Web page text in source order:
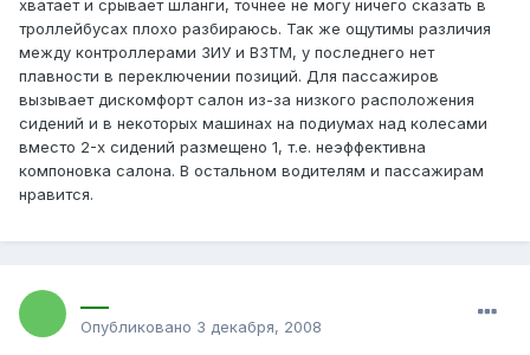
хватает и срывает шланги, точнее не могу ничего сказать в
троллейбусах плохо разбираюсь. Так же ощутимы различия
между контроллерами ЗИУ и ВЗТМ, у последнего нет
плавности в переключении позиций. Для пассажиров
вызывает дискомфорт салон из-за низкого расположения
сидений и в некоторых машинах на подиумах над колесами
вместо 2-х сидений размещено 1, т.е. неэффективна
компоновка салона. В остальном водителям и пассажирам
нравится.
Опубликовано 3 декабря, 2008